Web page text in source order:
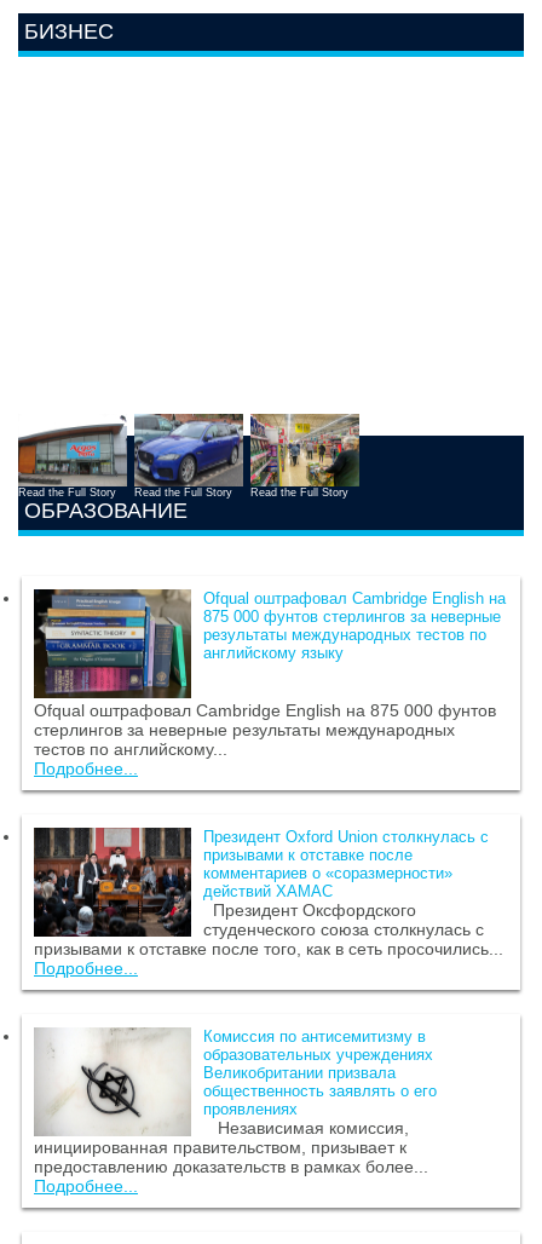
БИЗНЕС
Read the Full Story Read the Full Story Read the Full Story
ОБРАЗОВАНИЕ
Ofqual оштрафовал Cambridge English на
875 000 фунтов стерлингов за неверные
результаты международных тестов по
английскому языку
Ofqual оштрафовал Cambridge English на 875 000 фунтов
стерлингов за неверные результаты международных
тестов по английскому...
Подробнее...
Президент Oxford Union столкнулась с
призывами к отставке после
комментариев о «соразмерности»
действий ХАМАС
Президент Оксфордского
студенческого союза столкнулась с
призывами к отставке после того, как в сеть просочились...
Подробнее...
Комиссия по антисемитизму в
образовательных учреждениях
Великобритании призвала
общественность заявлять о его
проявлениях
Независимая комиссия,
инициированная правительством, призывает к
предоставлению доказательств в рамках более...
Подробнее...